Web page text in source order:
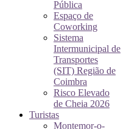
Pública
Espaço de
Coworking
Sistema
Intermunicipal de
Transportes
(SIT) Região de
Coimbra
Risco Elevado
de Cheia 2026
Turistas
Montemor-o-